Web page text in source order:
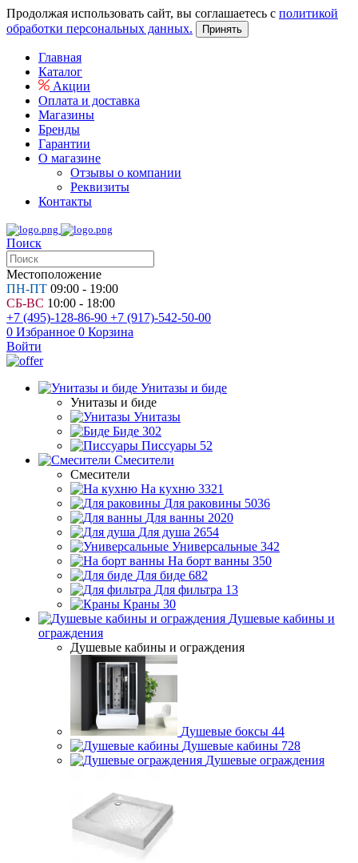
Продолжая использовать сайт, вы соглашаетесь с политикой
обработки персональных данных.
Принять
Главная
Каталог
Акции
Оплата и доставка
Магазины
Бренды
Гарантии
О магазине
Отзывы о компании
Реквизиты
Контакты
Поиск
Местоположение
ПН-ПТ 09:00 - 19:00
СБ-ВС 10:00 - 18:00
+7 (495)-128-86-90 +7 (917)-542-50-00
0 Избранное 0 Корзина
Войти
Унитазы и биде
Унитазы и биде
Унитазы
Биде 302
Писсуары 52
Смесители
Смесители
На кухню 3321
Для раковины 5036
Для ванны 2020
Для душа 2654
Универсальные 342
На борт ванны 350
Для биде 682
Для фильтра 13
Краны 30
Душевые кабины и
ограждения
Душевые кабины и ограждения
Душевые боксы 44
Душевые кабины 728
Душевые ограждения